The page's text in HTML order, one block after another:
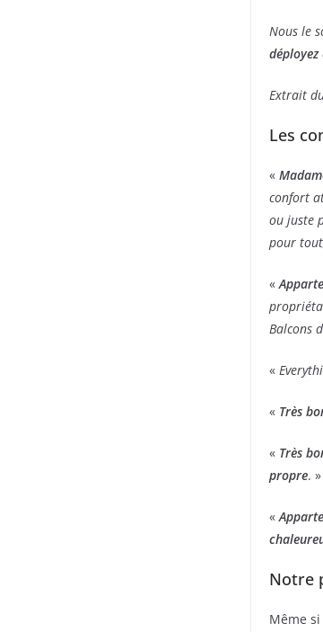
v
i
w
w
r
d
s
2
2
1
O
n
e
i
e
A
a
2
2
1
–
3
v
g
n
n
Nous le
Extrait
Les
«
confort
ou juste
pour
«
Balcons
«
« Très
« Très
propre. »
«
Notre
Même